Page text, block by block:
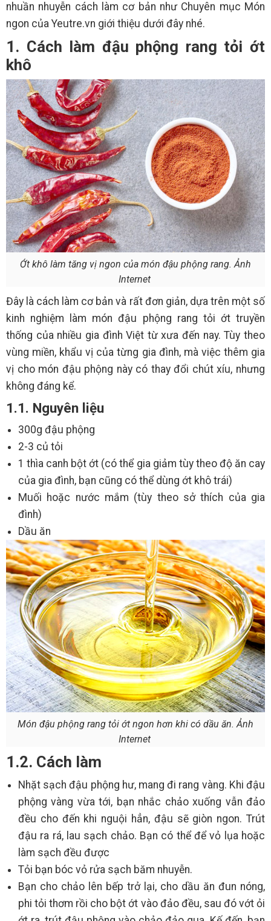
nhuần nhuyễn cách làm cơ bản như Chuyên mục Món
ngon của Yeutre.vn giới thiệu dưới đây nhé.
1. Cách làm đậu phộng rang tỏi ớt
khô
Ớt khô làm tăng vị ngon của món đậu phộng rang. Ảnh
Internet
Đây là cách làm cơ bản và rất đơn giản, dựa trên một số
kinh nghiệm làm món đậu phộng rang tỏi ớt truyền
thống của nhiều gia đình Việt từ xưa đến nay. Tùy theo
vùng miền, khẩu vị của từng gia đình, mà việc thêm gia
vị cho món đậu phộng này có thay đổi chút xíu, nhưng
không đáng kể.
1.1. Nguyên liệu
300g đậu phộng
2-3 củ tỏi
1 thìa canh bột ớt (có thể gia giảm tùy theo độ ăn cay
của gia đình, bạn cũng có thể dùng ớt khô trái)
Muối hoặc nước mắm (tùy theo sở thích của gia
đình)
Dầu ăn
Món đậu phộng rang tỏi ớt ngon hơn khi có dầu ăn. Ảnh
Internet
1.2. Cách làm
Nhặt sạch đậu phộng hư, mang đi rang vàng. Khi đậu
phộng vàng vừa tới, bạn nhắc chảo xuống vẫn đảo
đều cho đến khi nguội hẳn, đậu sẽ giòn ngon. Trút
đậu ra rá, lau sạch chảo. Bạn có thể để vỏ lụa hoặc
làm sạch đều được
Tỏi bạn bóc vỏ rửa sạch băm nhuyễn.
Bạn cho chảo lên bếp trở lại, cho dầu ăn đun nóng,
phi tỏi thơm rồi cho bột ớt vào đảo đều, sau đó vớt ỏi